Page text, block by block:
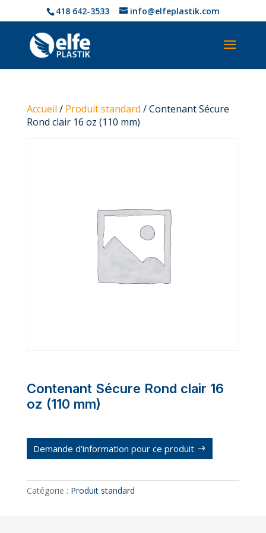
418 642-3533 info@elfeplastik.com
Accueil / Produit standard / Contenant Sécure
Rond clair 16 oz (110 mm)
Contenant Sécure Rond clair 16
oz (110 mm)
Demande d'information pour ce produit
Catégorie : Produit standard